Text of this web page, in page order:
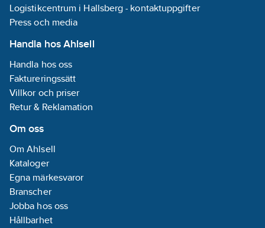
Logistikcentrum i Hallsberg - kontaktuppgifter
Press och media
Handla hos Ahlsell
Handla hos oss
Faktureringssätt
Villkor och priser
Retur & Reklamation
Om oss
Om Ahlsell
Kataloger
Egna märkesvaror
Branscher
Jobba hos oss
Hållbarhet